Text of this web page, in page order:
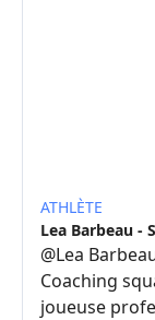
ATHLÈTE
Lea Barbeau -
@Lea
Coaching
joueuse